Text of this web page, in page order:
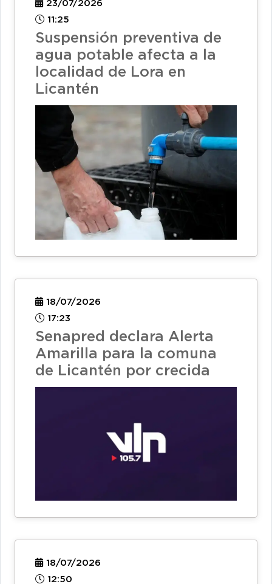
23/07/2026
11:25
Suspensión preventiva de
agua potable afecta a la
localidad de Lora en
Licantén
18/07/2026
17:23
Senapred declara Alerta
Amarilla para la comuna
de Licantén por crecida
18/07/2026
12:50